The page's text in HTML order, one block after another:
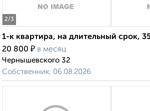
2/3
1-к квартира, на длительный срок,
20 800 ₽ в месяц
Чернышевского 32
Собственник, 06.08.2026